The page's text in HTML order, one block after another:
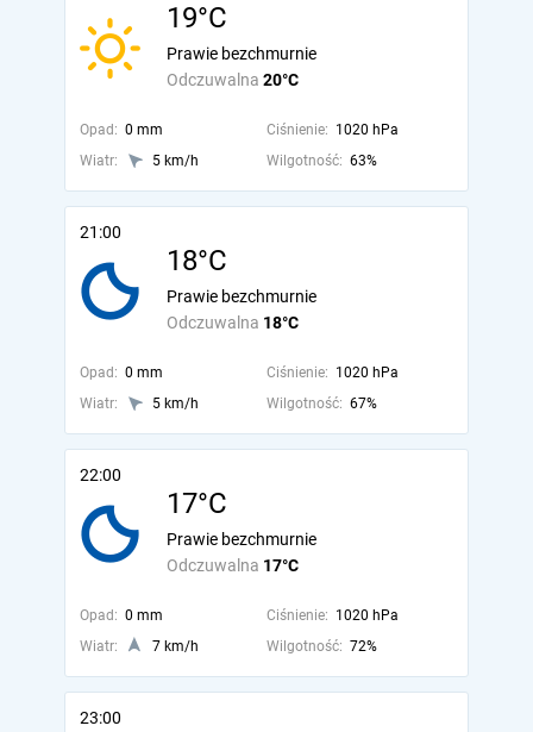
19°C
Odczuwalna 20°C
Prawie bezchmurnie
Opad: 0 mm Ciśnienie: 1020 hPa
Wiatr:
5 km/h Wilgotność: 63%
21:00
18°C
Odczuwalna 18°C
Prawie bezchmurnie
Opad: 0 mm Ciśnienie: 1020 hPa
Wiatr:
5 km/h Wilgotność: 67%
22:00
17°C
Odczuwalna 17°C
Prawie bezchmurnie
Opad: 0 mm Ciśnienie: 1020 hPa
Wiatr:
7 km/h Wilgotność: 72%
23:00